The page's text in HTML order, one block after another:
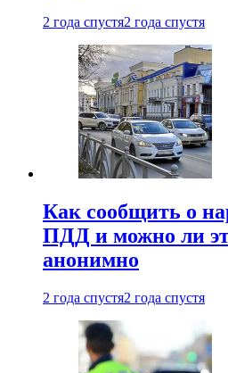
2 года спустя2 года спустя
Как сообщить о
ПДД и можно ли
анонимно
2 года спустя2 года спустя